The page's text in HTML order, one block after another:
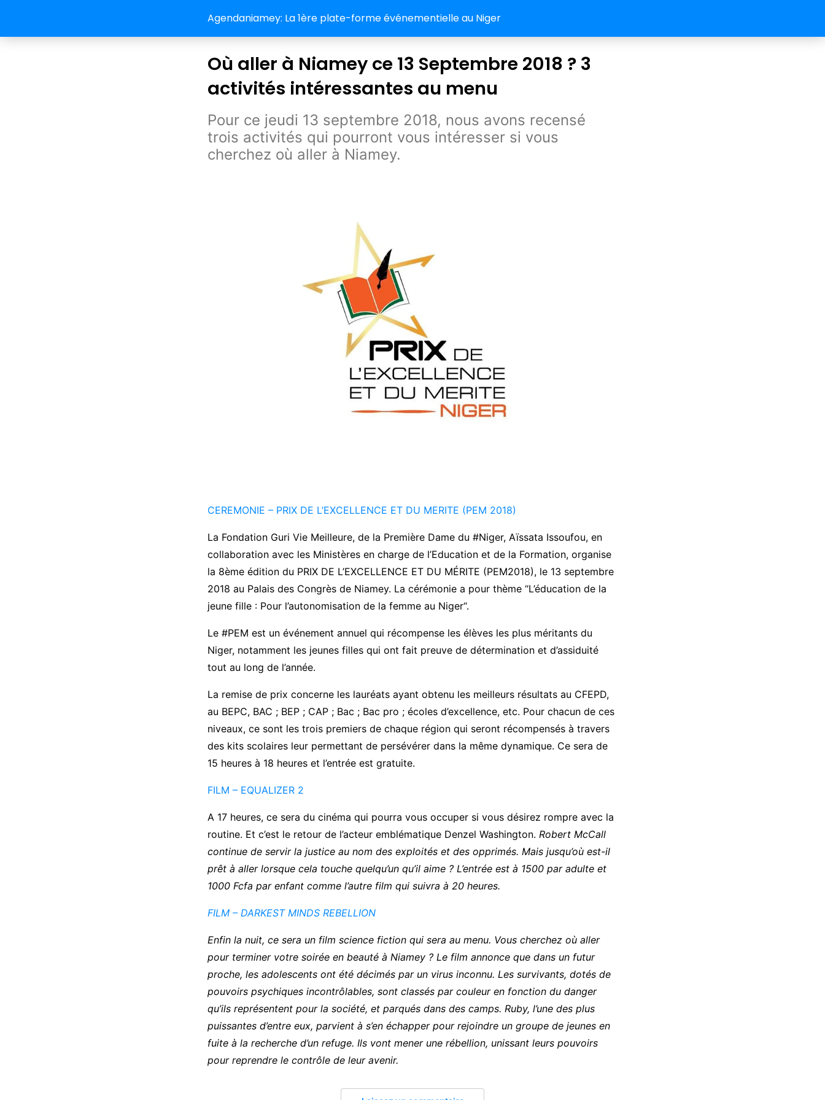
Agendaniamey: La 1ère plate-forme événementielle au Niger
Où aller à Niamey ce 13 Septembre 2018 ? 3
activités intéressantes au menu
Pour ce jeudi 13 septembre 2018, nous avons recensé
trois activités qui pourront vous intéresser si vous
cherchez où aller à Niamey.
CEREMONIE – PRIX DE L’EXCELLENCE ET DU MERITE (PEM 2018)
La Fondation Guri Vie Meilleure, de la Première Dame du #Niger, Aïssata Issoufou, en
collaboration avec les Ministères en charge de l’Education et de la Formation, organise
la 8ème édition du PRIX DE L’EXCELLENCE ET DU MÉRITE (PEM2018), le 13 septembre
2018 au Palais des Congrès de Niamey. La cérémonie a pour thème “L’éducation de la
jeune fille : Pour l’autonomisation de la femme au Niger“.
Le #PEM est un événement annuel qui récompense les élèves les plus méritants du
Niger, notamment les jeunes filles qui ont fait preuve de détermination et d’assiduité
tout au long de l’année.
La remise de prix concerne les lauréats ayant obtenu les meilleurs résultats au CFEPD,
au BEPC, BAC ; BEP ; CAP ; Bac ; Bac pro ; écoles d’excellence, etc. Pour chacun de ces
niveaux, ce sont les trois premiers de chaque région qui seront récompensés à travers
des kits scolaires leur permettant de persévérer dans la même dynamique. Ce sera de
15 heures à 18 heures et l’entrée est gratuite.
FILM – EQUALIZER 2
A 17 heures, ce sera du cinéma qui pourra vous occuper si vous désirez rompre avec la
routine. Et c’est le retour de l’acteur emblématique Denzel Washington. Robert McCall
continue de servir la justice au nom des exploités et des opprimés. Mais jusqu’où est-il
prêt à aller lorsque cela touche quelqu’un qu’il aime ? L’entrée est à 1500 par adulte et
1000 Fcfa par enfant comme l’autre film qui suivra à 20 heures.
FILM – DARKEST MINDS REBELLION
Enfin la nuit, ce sera un film science fiction qui sera au menu. Vous cherchez où aller
pour terminer votre soirée en beauté à Niamey ? Le film annonce que dans un futur
proche, les adolescents ont été décimés par un virus inconnu. Les survivants, dotés de
pouvoirs psychiques incontrôlables, sont classés par couleur en fonction du danger
qu’ils représentent pour la société, et parqués dans des camps. Ruby, l’une des plus
puissantes d’entre eux, parvient à s’en échapper pour rejoindre un groupe de jeunes en
fuite à la recherche d’un refuge. Ils vont mener une rébellion, unissant leurs pouvoirs
pour reprendre le contrôle de leur avenir.